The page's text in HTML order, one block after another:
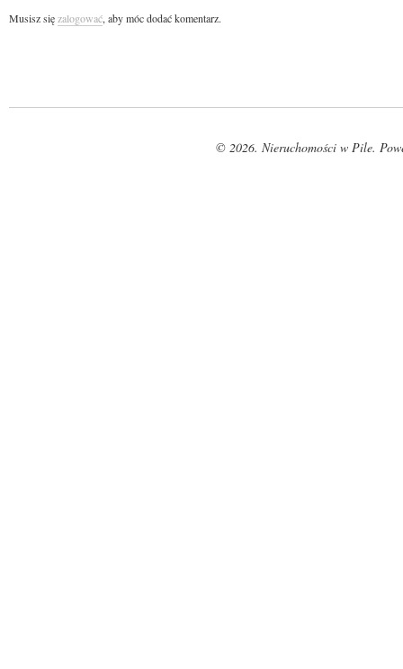
Musisz sięzalogować, aby móc dodać komentarz.
© 2026. Nieruchomości w Pile.